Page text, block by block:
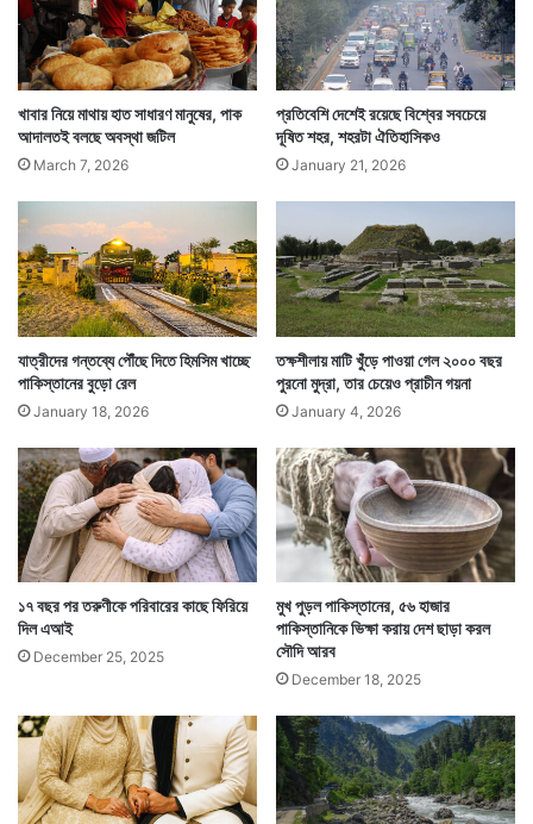
আফগানিস্তান থেকে প্রত্যাহার করে নিয়েছে। এখন
আফগানিস্তানের সুরক্ষার দায়িত্ব আফগান সেনার।
এই পরিস্থিতিতে ক্রমশ ফুলে ফেঁপে উঠছে তালিবান। তারা বিভিন্ন
এলাকা তাদের দখলে নিচ্ছে। এমনকি তালিবানের দাবি দেশের ৮৫
শতাংশই তাদের দখলে।
খাবার নিয়ে মাথায় হাত সাধারণ মানুষের, পাক
আদালতই বলছে অবস্থা জটিল
March 7, 2026
প্রতিবেশি দেশেই রয়েছে বিশ্বের সবচেয়ে
দূষিত শহর, শহরটা ঐতিহাসিকও
January 21, 2026
যাত্রীদের গন্তব্যে পৌঁছে দিতে হিমসিম খাচ্ছে
পাকিস্তানের বুড়ো রেল
January 18, 2026
তক্ষশীলায় মাটি খুঁড়ে পাওয়া গেল ২০০০ বছর
পুরনো মুদ্রা, তার চেয়েও প্রাচীন গয়না
January 4, 2026
১৭ বছর পর তরুণীকে পরিবারের কাছে ফিরিয়ে
দিল এআই
December 25, 2025
মুখ পুড়ল পাকিস্তানের, ৫৬ হাজার
পাকিস্তানিকে ভিক্ষা করায় দেশ ছাড়া করল
সৌদি আরব
December 18, 2025